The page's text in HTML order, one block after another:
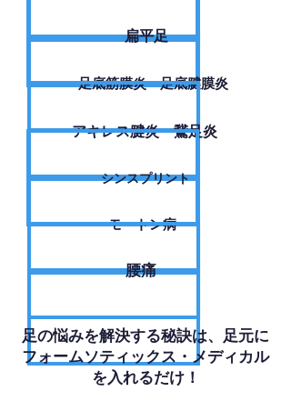
扁平足
足底筋膜炎・足底腱膜炎
アキレス腱炎・鵞足炎
シンスプリント
モートン病
腰痛
足の悩みを解決する秘訣は、足元に
フォームソティックス・メディカル
を入れるだけ！